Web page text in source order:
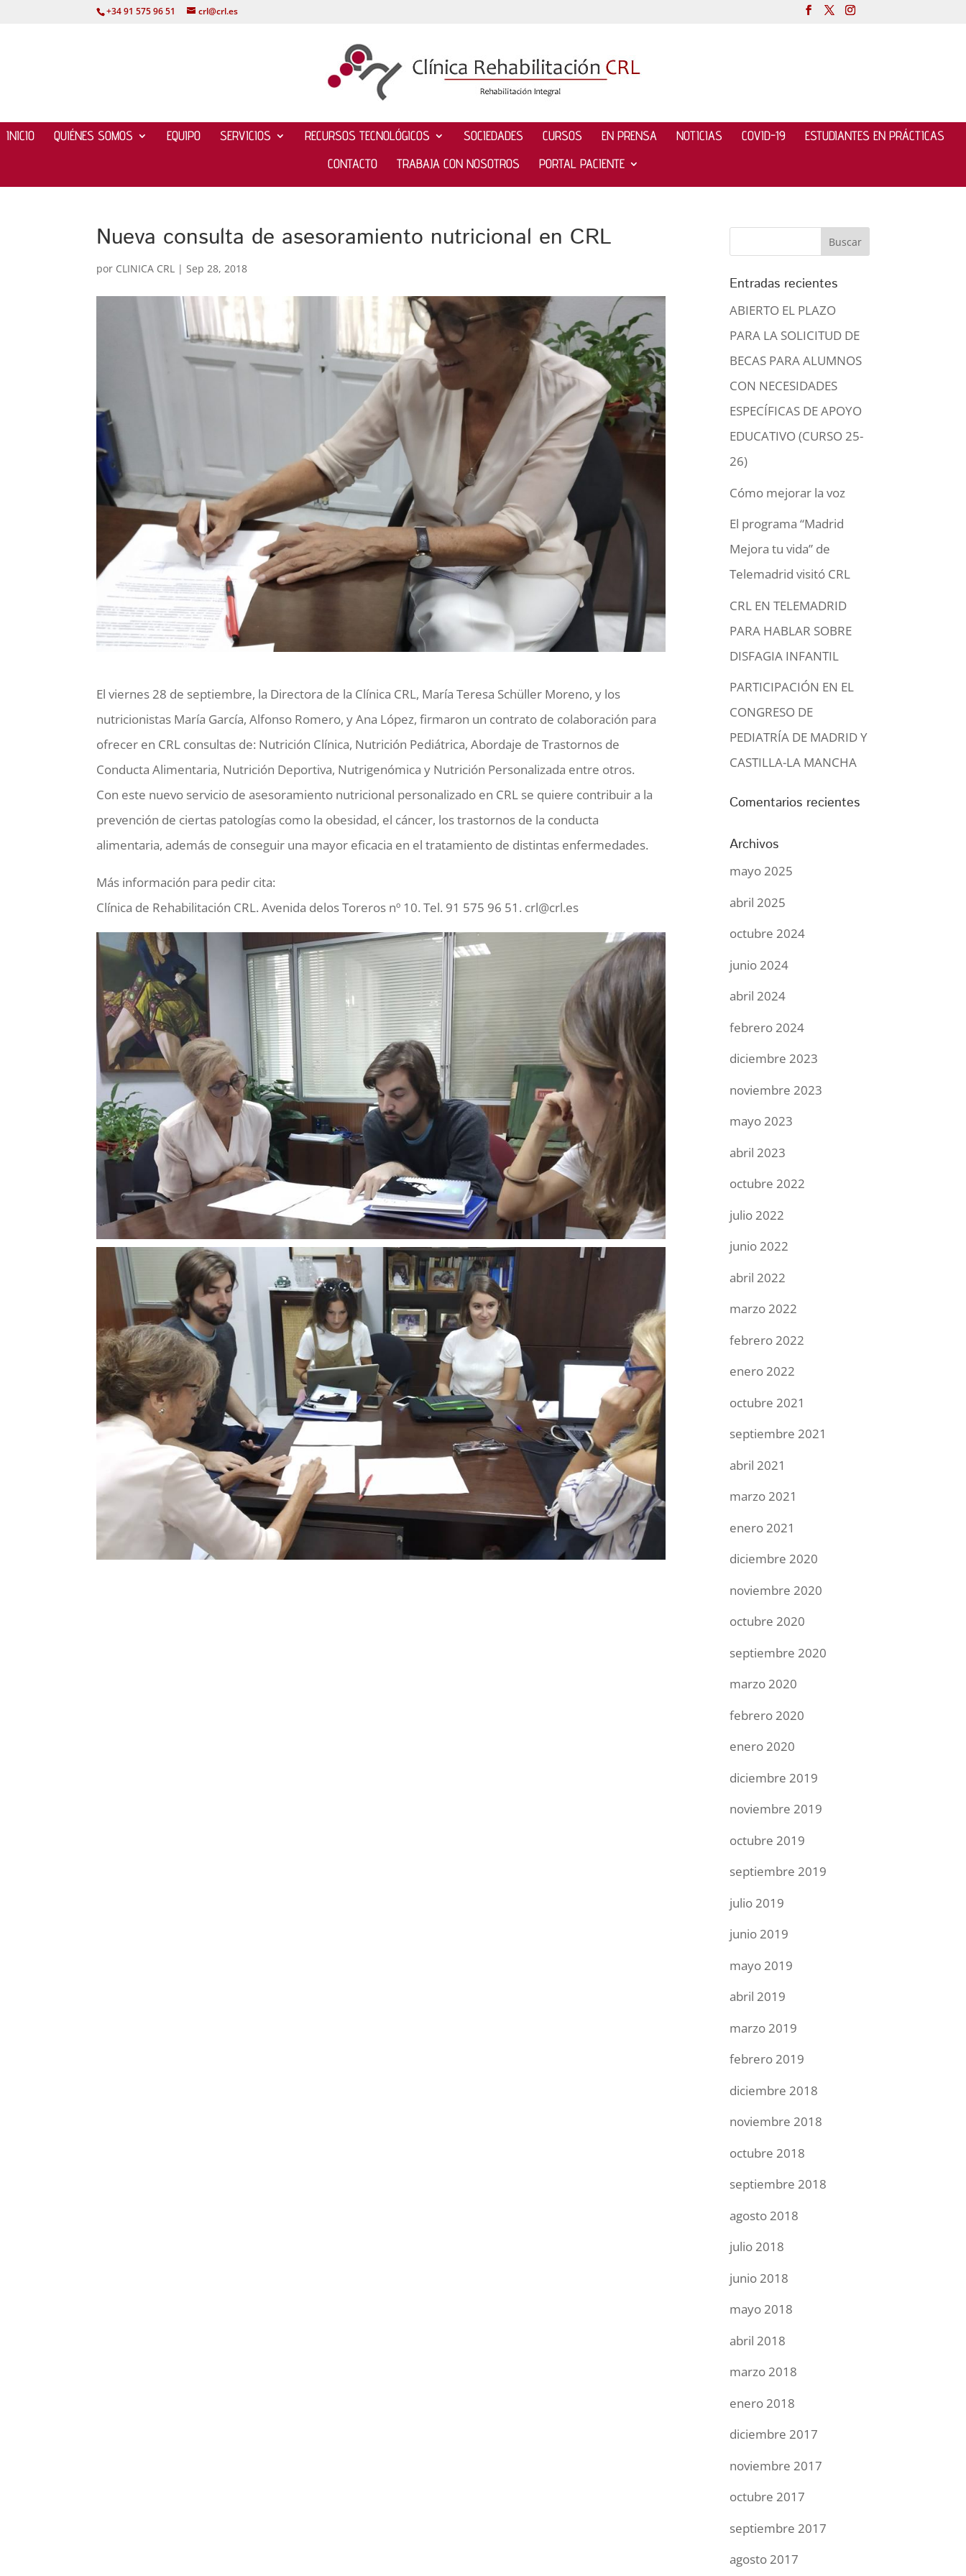
+34 91 575 96 51 crl@crl.es
INICIO QUIÉNES SOMOS EQUIPO SERVICIOS RECURSOS TECNOLÓGICOS SOCIEDADES CURSOS EN PRENSA NOTICIAS COVID-19
ESTUDIANTES EN PRÁCTICAS
CONTACTO
TRABAJA CON NOSOTROS PORTAL PACIENTE
Nueva consulta de asesoramiento nutricional en CRL
por CLINICA CRL |Sep 28, 2018
El viernes 28 de septiembre, la Directora de la Clínica CRL, María Teresa Schüller Moreno, y los
nutricionistas María García, Alfonso Romero, y Ana López, firmaron un contrato de colaboración para
ofrecer en CRL consultas de: Nutrición Clínica, Nutrición Pediátrica, Abordaje de Trastornos de
Conducta Alimentaria, Nutrición Deportiva, Nutrigenómica y Nutrición Personalizada entre otros.
Con este nuevo servicio de asesoramiento nutricional personalizado en CRL se quiere contribuir a la
prevención de ciertas patologías como la obesidad, el cáncer, los trastornos de la conducta
alimentaria, además de conseguir una mayor eficacia en el tratamiento de distintas enfermedades.
Más información para pedir cita:
Clínica de Rehabilitación CRL. Avenida delos Toreros nº 10. Tel. 91 575 96 51. crl@crl.es
Entradas recientes
ABIERTO EL PLAZO
PARA LA SOLICITUD DE
BECAS PARA ALUMNOS
CON NECESIDADES
ESPECÍFICAS DE APOYO
EDUCATIVO (CURSO 25-
26)
Cómo mejorar la voz
El programa “Madrid
Mejora tu vida” de
Telemadrid visitó CRL
CRL EN TELEMADRID
PARA HABLAR SOBRE
DISFAGIA INFANTIL
PARTICIPACIÓN EN EL
CONGRESO DE
PEDIATRÍA DE MADRID Y
CASTILLA-LA MANCHA
Comentarios recientes
Archivos
mayo 2025
abril 2025
octubre 2024
junio 2024
abril 2024
febrero 2024
diciembre 2023
noviembre 2023
mayo 2023
abril 2023
octubre 2022
julio 2022
junio 2022
abril 2022
marzo 2022
febrero 2022
enero 2022
octubre 2021
septiembre 2021
abril 2021
marzo 2021
enero 2021
diciembre 2020
noviembre 2020
octubre 2020
septiembre 2020
marzo 2020
febrero 2020
enero 2020
diciembre 2019
noviembre 2019
octubre 2019
septiembre 2019
julio 2019
junio 2019
mayo 2019
abril 2019
marzo 2019
febrero 2019
diciembre 2018
noviembre 2018
octubre 2018
septiembre 2018
agosto 2018
julio 2018
junio 2018
mayo 2018
abril 2018
marzo 2018
enero 2018
diciembre 2017
noviembre 2017
octubre 2017
septiembre 2017
agosto 2017